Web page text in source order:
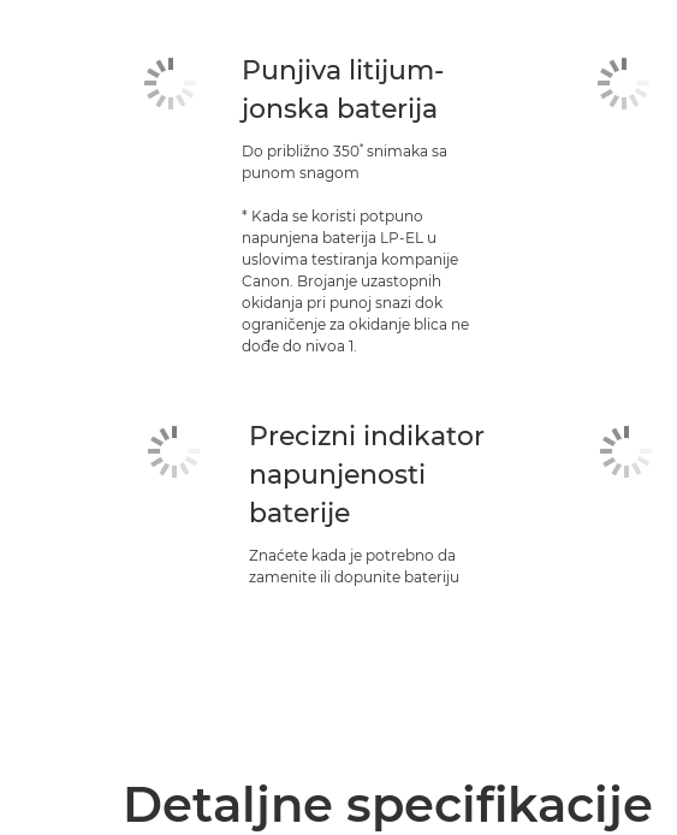
Punjiva litijum-
jonska baterija
Do približno 350* snimaka sa
punom snagom
* Kada se koristi potpuno
napunjena baterija LP-EL u
uslovima testiranja kompanije
Canon. Brojanje uzastopnih
okidanja pri punoj snazi dok
ograničenje za okidanje blica ne
dođe do nivoa 1.
Precizni indikator
napunjenosti
baterije
Znaćete kada je potrebno da
zamenite ili dopunite bateriju
Detaljne specifikacije